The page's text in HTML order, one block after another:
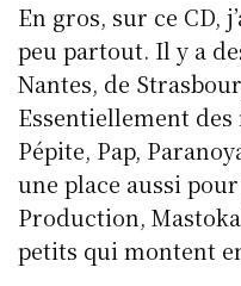
En gros, sur ce CD,
peu partout. Il y a
Nantes, de
Essentiellement
Pépite, Pap,
une place aussi
Production,
petits qui montent